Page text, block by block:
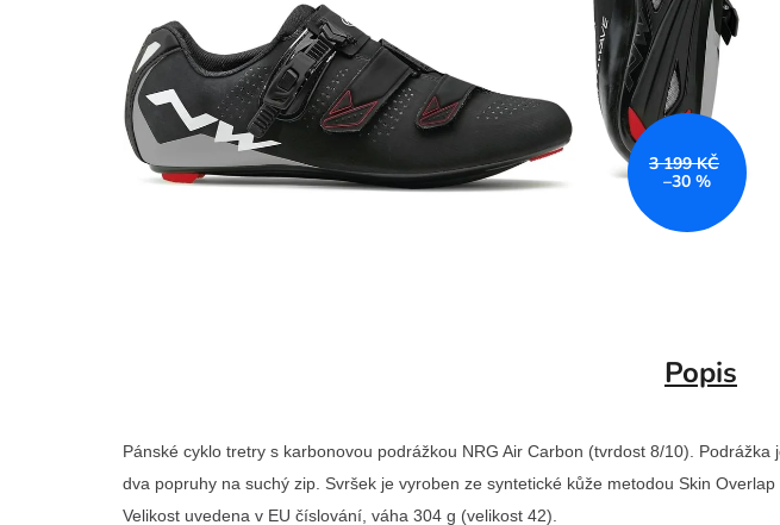
3 199 KČ
–30 %
Popis
Pánské cyklo tretry s karbonovou podrážkou NRG Air Carbon (tvrdost 8/10).
dva popruhy na suchý zip. Svršek je vyroben ze syntetické kůže metodou Skin
Velikost uvedena v EU číslování, váha 304 g (velikost 42).